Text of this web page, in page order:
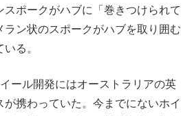
スポークがハブに「巻きつけられて
ラン状のスポークがハブを取り囲む
る。
ール開発にはオーストラリアの英
携わっていた。今までにないホイ